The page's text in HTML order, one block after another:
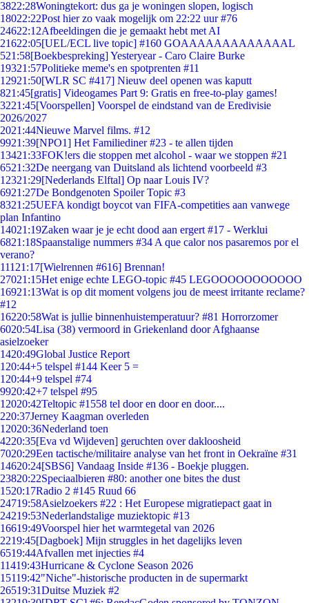
3822:28Woningtekort: dus ga je woningen slopen, logisch
18022:22Post hier zo vaak mogelijk om 22:22 uur #76
24622:12Afbeeldingen die je gemaakt hebt met AI
21622:05[UEL/ECL live topic] #160 GOAAAAAAAAAAAAAL
521:58[Boekbespreking] Yesteryear - Caro Claire Burke
19321:57Politieke meme's en spotprenten #11
12921:50[WLR SC #417] Nieuw deel openen was kaputt
821:45[gratis] Videogames Part 9: Gratis en free-to-play games!
3221:45[Voorspellen] Voorspel de eindstand van de Eredivisie
2026/2027
2021:44Nieuwe Marvel films. #12
9921:39[NPO1] Het Familiediner #23 - te allen tijden
13421:33FOK!ers die stoppen met alcohol - waar we stoppen #21
6521:32De neergang van Duitsland als lichtend voorbeeld #3
12321:29[Nederlands Elftal] Op naar Louis IV?
6921:27De Bondgenoten Spoiler Topic #3
8321:25UEFA kondigt boycot van FIFA-competities aan vanwege
plan Infantino
14021:19Zaken waar je je echt dood aan ergert #17 - Werklui
6821:18Spaanstalige nummers #34 A que calor nos pasaremos por el
verano?
111 21:17[Wielrennen #616] Brennan!
27021:15Het enige echte LEGO-topic #45 LEGOOOOOOOOOOO
16921:13Wat is op dit moment volgens jou de meest irritante reclame?
#12
16220:58Wat is jullie binnenhuistemperatuur? #81 Horrorzomer
6020:54Lisa (38) vermoord in Griekenland door Afghaanse
asielzoeker
1420:49Global Justice Report
1 20:44+5 telspel #144 Keer 5 =
1 20:44+9 telspel #74
9920:42+7 telspel #95
12020:42Teltopic #1558 tel door en door en door....
220:37Jerney Kaagman overleden
12020:36Nederland toen
4220:35[Eva vd Wijdeven] geruchten over dakloosheid
7020:29Een tactische/militaire analyse van het front in Oekraïne #31
14620:24[SBS6] Vandaag Inside #136 - Boekje pluggen.
23820:22Speciaalbieren #80: another one bites the dust
1520:17Radio 2 #145 Ruud 66
24719:58Asielzoekers #22 : Het Europese migratiepact gaat in
24219:53Nederlandstalige muziektopic #13
16619:49Voorspel hier het warmtegetal van 2026
2219:45[Dagboek] Mijn struggles in het dagelijks leven
6519:44Afvallen met injecties #4
11419:43Hurricane & Cyclone Season 2026
15119:42"Niche"-historische producten in de supermarkt
26519:31Duitse Muziek #2